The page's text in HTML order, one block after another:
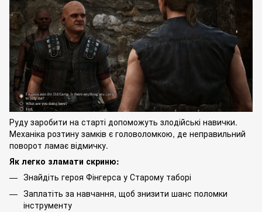
Руду заробити на старті допоможуть злодійські навички.
Механіка розтину замків є головоломкою, де неправильний
поворот ламає відмичку.
Як легко зламати скриню:
Знайдіть героя Фінгерса у Старому таборі
Заплатіть за навчання, щоб знизити шанс поломки
інструменту